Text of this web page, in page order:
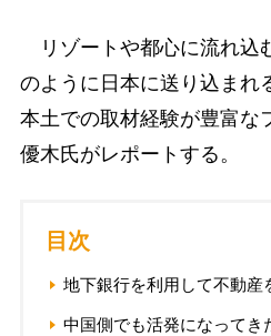
リゾートや都心に流れ込
のように日本に送り込まれ
本土での取材経験が豊富な
優木氏がレポートする。
目次
地下銀行を利用して不動産
中国側でも活発になってき